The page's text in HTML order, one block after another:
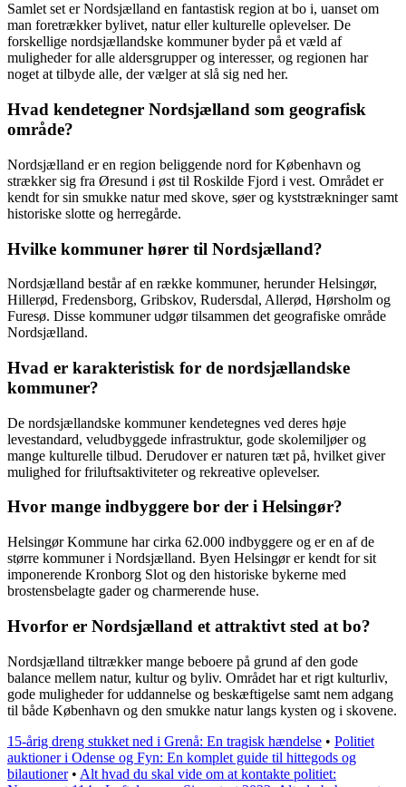
Samlet set er Nordsjælland en fantastisk region at bo i, uanset om
man foretrækker bylivet, natur eller kulturelle oplevelser. De
forskellige nordsjællandske kommuner byder på et væld af
muligheder for alle aldersgrupper og interesser, og regionen har
noget at tilbyde alle, der vælger at slå sig ned her.
Hvad kendetegner Nordsjælland som geografisk
område?
Nordsjælland er en region beliggende nord for København og
strækker sig fra Øresund i øst til Roskilde Fjord i vest. Området er
kendt for sin smukke natur med skove, søer og kyststrækninger samt
historiske slotte og herregårde.
Hvilke kommuner hører til Nordsjælland?
Nordsjælland består af en række kommuner, herunder Helsingør,
Hillerød, Fredensborg, Gribskov, Rudersdal, Allerød, Hørsholm og
Furesø. Disse kommuner udgør tilsammen det geografiske område
Nordsjælland.
Hvad er karakteristisk for de nordsjællandske
kommuner?
De nordsjællandske kommuner kendetegnes ved deres høje
levestandard, veludbyggede infrastruktur, gode skolemiljøer og
mange kulturelle tilbud. Derudover er naturen tæt på, hvilket giver
mulighed for friluftsaktiviteter og rekreative oplevelser.
Hvor mange indbyggere bor der i Helsingør?
Helsingør Kommune har cirka 62.000 indbyggere og er en af de
større kommuner i Nordsjælland. Byen Helsingør er kendt for sit
imponerende Kronborg Slot og den historiske bykerne med
brostensbelagte gader og charmerende huse.
Hvorfor er Nordsjælland et attraktivt sted at bo?
Nordsjælland tiltrækker mange beboere på grund af den gode
balance mellem natur, kultur og byliv. Området har et rigt kulturliv,
gode muligheder for uddannelse og beskæftigelse samt nem adgang
til både København og den smukke natur langs kysten og i skovene.
15-årig dreng stukket ned i Grenå: En tragisk hændelse • Politiet
auktioner i Odense og Fyn: En komplet guide til hittegods og
bilautioner• Alt hvad du skal vide om at kontakte politiet: